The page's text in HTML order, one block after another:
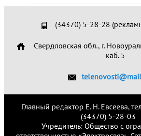
(34370) 5-28-28
Свердловская обл., г.
каб. 5
Главный редактор Е. Н. Евсеева,
(34370) 5-28-03
Учредитель: Общество с